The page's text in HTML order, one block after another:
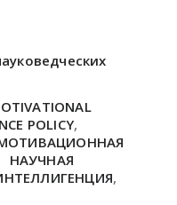
POLICY,
НАУЧНАЯ
,